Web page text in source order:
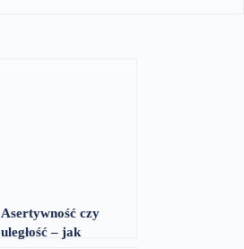
Asertywność czy
uległość – jak